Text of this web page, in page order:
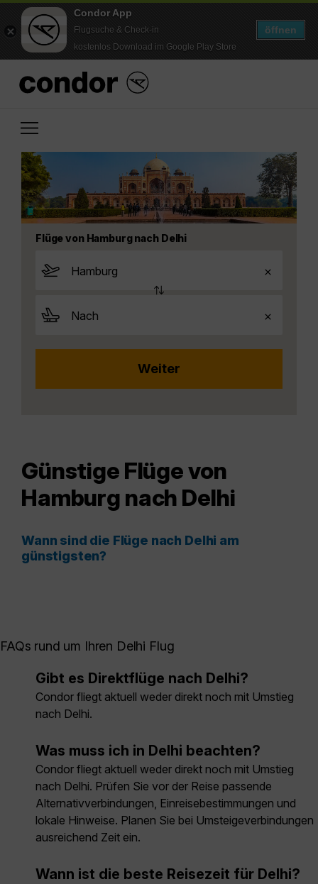
Condor App
Flugsuche & Check-in
kostenlos Download im Google Play Store
öffnen
Flüge von Hamburg nach Delhi
Günstige Flüge von
Hamburg nach Delhi
Wann sind die Flüge nach Delhi am
günstigsten?
FAQs rund um Ihren Delhi Flug
Gibt es Direktflüge nach Delhi?
Condor fliegt aktuell weder direkt noch mit Umstieg
nach Delhi.
Was muss ich in Delhi beachten?
Condor fliegt aktuell weder direkt noch mit Umstieg
nach Delhi. Prüfen Sie vor der Reise passende
Alternativverbindungen, Einreisebestimmungen und
lokale Hinweise. Planen Sie bei Umsteigeverbindungen
ausreichend Zeit ein.
Wann ist die beste Reisezeit für Delhi?